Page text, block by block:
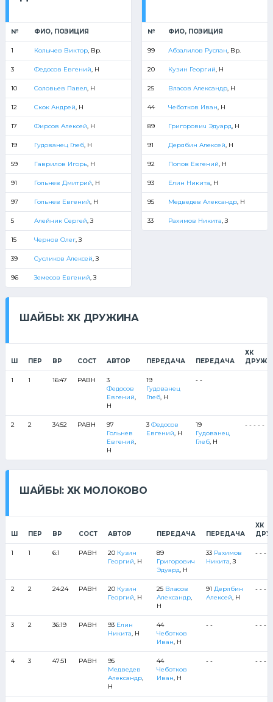
№ ФИО, ПОЗИЦИЯ
1 Колычев Виктор, Вр.
3 Федосов Евгений, Н
10 Соловьев Павел, Н
12 Скок Андрей, Н
17 Фирсов Алексей, Н
19 Гудованец Глеб, Н
59 Гаврилов Игорь, Н
91 Гольнев Дмитрий, Н
97 Гольнев Евгений, Н
5 Алейник Сергей, З
15 Чернов Олег, З
39 Сусликов Алексей, З
96 Земесов Евгений, З
№ ФИО, ПОЗИЦИЯ
99 Абзалилов Руслан, Вр.
20 Кузин Георгий, Н
25 Власов Александр, Н
44 Чеботков Иван, Н
89 Григорович Эдуард, Н
91 Дерябин Алексей, Н
92 Попов Евгений, Н
93 Елин Никита, Н
95 Медведев Александр, Н
33 Рахимов Никита, З
ШАЙБЫ: ХК ДРУЖИНА
Ш ПЕР ВР СОСТ АВТОР ПЕРЕДАЧА ПЕРЕДАЧА
ХК
1 1 16:47 РАВН
3
Федосов
Евгений,
Н
19
Гудованец
Глеб, Н
- -
2 2 34:52 РАВН
97
Гольнев
Евгений,
Н
3 Федосов
Евгений, Н
19
Гудованец
Глеб, Н
- - - - -
ШАЙБЫ: ХК МОЛОКОВО
Ш ПЕР ВР СОСТ АВТОР ПЕРЕДАЧА ПЕРЕДАЧА
ХК
1 1 6:1 РАВН 20 Кузин
Георгий, Н
89
Григорович
Эдуард, Н
33 Рахимов
Никита, З
- - - -
2 2 24:24 РАВН 20 Кузин
Георгий, Н
25 Власов
Александр,
Н
91 Дерябин
Алексей, Н
- - - -
3 2 36:19 РАВН 93 Елин
Никита, Н
44
Чеботков
Иван, Н
- - - - - -
4 3 47:51 РАВН
95
Медведев
Александр,
Н
44
Чеботков
Иван, Н
- - - - - -